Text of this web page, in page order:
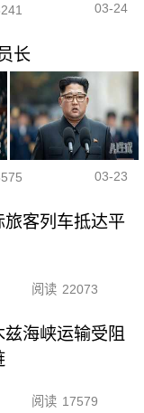
03-24
长
03-23
客列车抵达平
阅读 22073
海峡运输受阻
阅读 17579